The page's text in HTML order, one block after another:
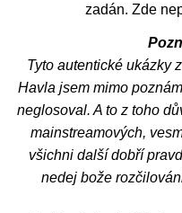
zadán. Zde
Tyto autentické ukázky
Havla jsem mimo
neglosoval. A to z toho
mainstreamových,
všichni další dobří
nedej bože